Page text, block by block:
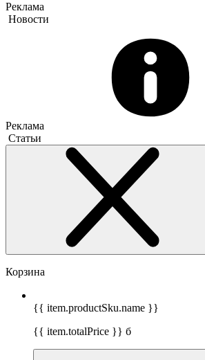
Реклама
Новости
Реклама
Статьи
Корзина
{{ item.productSku.name }}
{{ item.totalPrice }} б